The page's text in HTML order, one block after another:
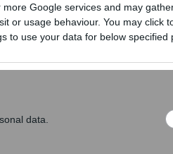
Google services and may
or usage behaviour. You may click
to use your data for below specified
data.